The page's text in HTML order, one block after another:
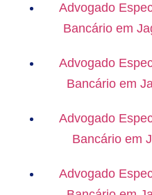
Advogado
Bancário em
Advogado
Bancário em
Advogado
Bancário em
Advogado